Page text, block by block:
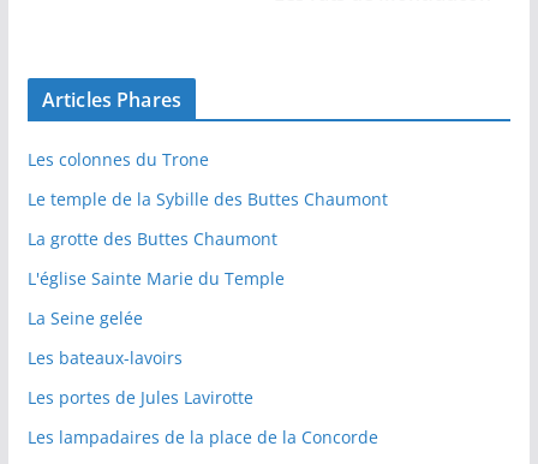
Articles Phares
Les colonnes du Trone
Le temple de la Sybille des Buttes Chaumont
La grotte des Buttes Chaumont
L'église Sainte Marie du Temple
La Seine gelée
Les bateaux-lavoirs
Les portes de Jules Lavirotte
Les lampadaires de la place de la Concorde